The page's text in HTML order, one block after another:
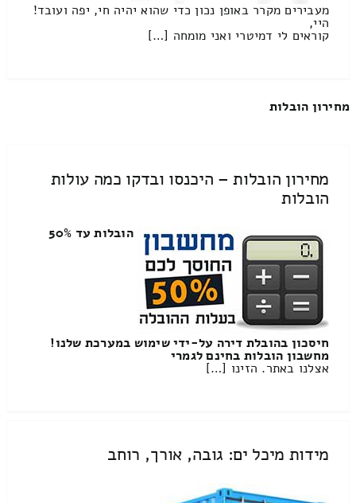
מעבירים מקרר באופן נכון כדי שהוא יהיה חי, יפה ועובד!
היי,
קוראים לי דמיטרי ואני מומחה […]
מחירון הובלות
מחירון הובלות – היכנסו ובדקו כמה עולות
הובלות
הובלות עד 50%
חיסכון בהובלת דירה על-ידי שימוש במערכת שלנו!
מחשבון הובלות בחינם לגמרי
אצלנו באתר. הזינו […]
מידות מיכל ים: גובה, אורך, רוחב